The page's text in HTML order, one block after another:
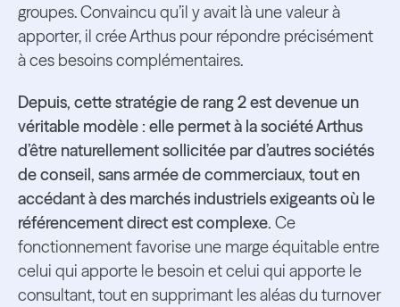
groupes. Convaincu qu’il y avait là une valeur à
apporter, il crée Arthus pour répondre précisément
à ces besoins complémentaires.
Depuis, cette stratégie de rang 2 est devenue un
véritable modèle : elle permet à la société Arthus
d’être naturellement sollicitée par d’autres sociétés
de conseil, sans armée de commerciaux, tout en
accédant à des marchés industriels exigeants où le
référencement direct est complexe. Ce
fonctionnement favorise une marge équitable entre
celui qui apporte le besoin et celui qui apporte le
consultant, tout en supprimant les aléas du turnover